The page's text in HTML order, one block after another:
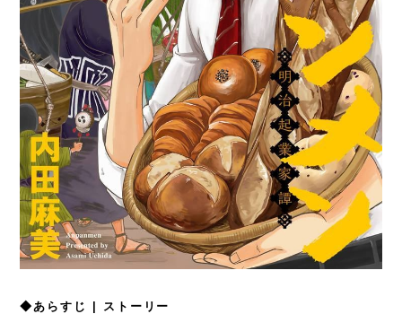
◆あらすじ | ストーリー